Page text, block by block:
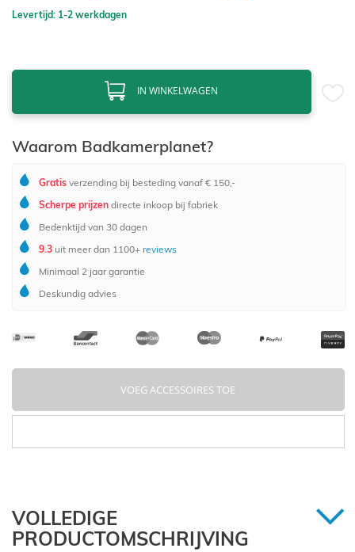
Levertijd: 1-2 werkdagen
IN WINKELWAGEN
Waarom Badkamerplanet?
Gratis verzending bij besteding vanaf € 150,-
Scherpe prijzen directe inkoop bij fabriek
Bedenktijd van 30 dagen
9.3 uit meer dan 1100+ reviews
Minimaal 2 jaar garantie
Deskundig advies
VOEG ACCESSOIRES TOE
VOLLEDIGE
PRODUCTOMSCHRIJVING